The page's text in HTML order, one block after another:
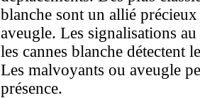
blanche sont un allié
aveugle. Les signalisations
les cannes blanche détectent
Les malvoyants ou aveugle
présence.